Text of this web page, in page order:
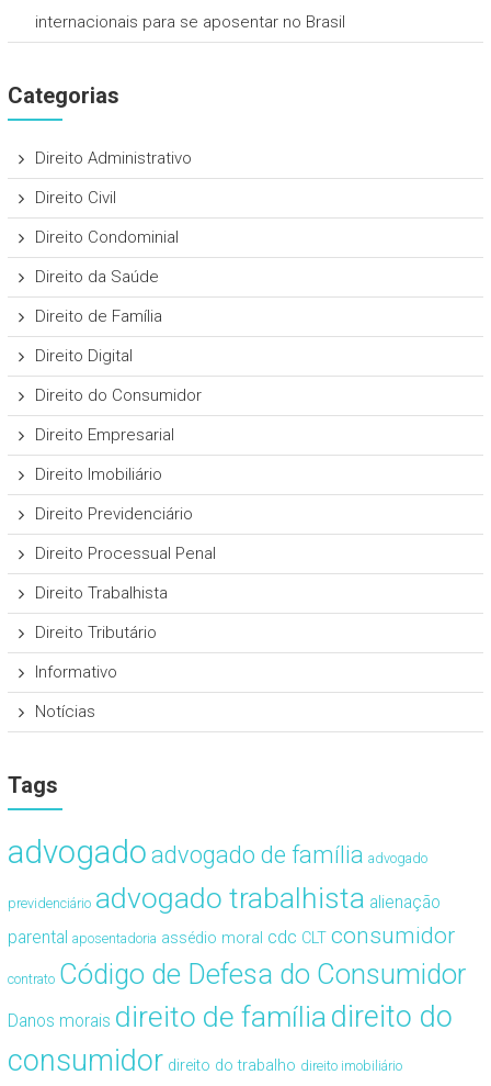
internacionais para se aposentar no Brasil
Categorias
Direito Administrativo
Direito Civil
Direito Condominial
Direito da Saúde
Direito de Família
Direito Digital
Direito do Consumidor
Direito Empresarial
Direito Imobiliário
Direito Previdenciário
Direito Processual Penal
Direito Trabalhista
Direito Tributário
Informativo
Notícias
Tags
advogado advogado de família advogado
previdenciário advogado trabalhista alienação
parental aposentadoria assédio moral cdc CLT consumidor
contrato Código de Defesa do Consumidor
Danos morais direito de famíliadireito do
consumidor direito do trabalho direito imobiliário